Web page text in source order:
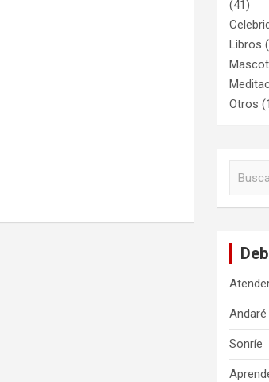
(41)
Libros
Otros
Andaré
Sonríe